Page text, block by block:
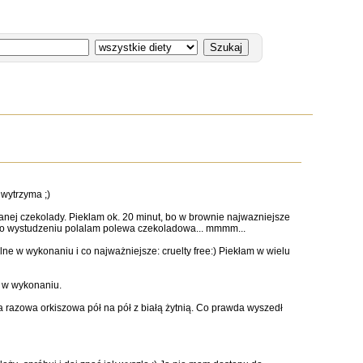
;)
czekolady. Pieklam ok. 20 minut, bo w brownie najwazniejsze
wystudzeniu polalam polewa czekoladowa... mmmm...
w wykonaniu i co najważniejsze: cruelty free:) Piekłam w wielu
w wykonaniu.
orkiszowa pół na pół z białą żytnią. Co prawda wyszedł